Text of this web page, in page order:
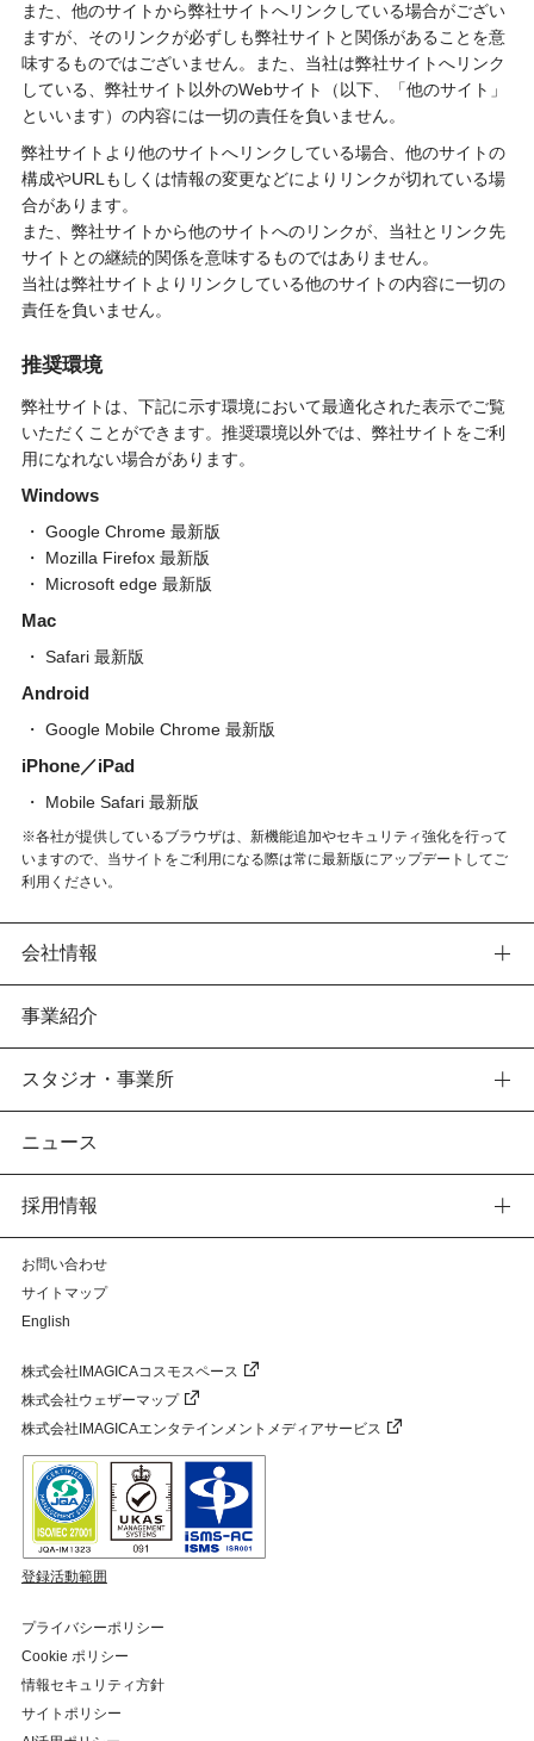
また、他のサイトから弊社サイトへリンクしている場合がござい
ますが、そのリンクが必ずしも弊社サイトと関係があることを意
味するものではございません。また、当社は弊社サイトへリンク
している、弊社サイト以外のWebサイト（以下、「他のサイト」
といいます）の内容には一切の責任を負いません。
弊社サイトより他のサイトへリンクしている場合、他のサイトの
構成やURLもしくは情報の変更などによりリンクが切れている場
合があります。
また、弊社サイトから他のサイトへのリンクが、当社とリンク先
サイトとの継続的関係を意味するものではありません。
当社は弊社サイトよりリンクしている他のサイトの内容に一切の
責任を負いません。
推奨環境
弊社サイトは、下記に示す環境において最適化された表示でご覧
いただくことができます。推奨環境以外では、弊社サイトをご利
用になれない場合があります。
Windows
Google Chrome 最新版
Mozilla Firefox 最新版
Microsoft edge 最新版
Mac
Safari 最新版
Android
Google Mobile Chrome 最新版
iPhone／iPad
Mobile Safari 最新版
※各社が提供しているブラウザは、新機能追加やセキュリティ強化を行って
いますので、当サイトをご利用になる際は常に最新版にアップデートしてご
利用ください。
会社情報
事業紹介
スタジオ・事業所
ニュース
採用情報
お問い合わせ
サイトマップ
English
株式会社IMAGICAコスモスペース
株式会社ウェザーマップ
株式会社IMAGICAエンタテインメントメディアサービス
登録活動範囲
プライバシーポリシー
Cookie ポリシー
情報セキュリティ方針
サイトポリシー